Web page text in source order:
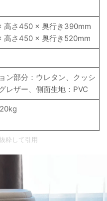
高さ450 × 奥行き390mm
高さ450 × 奥行き520mm
ン部分：ウレタン、クッシ
レザー、側面生地：PVC
粋して引用